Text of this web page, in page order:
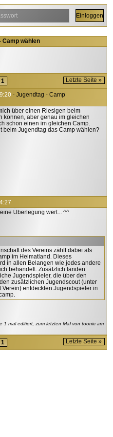
Camp wählen
1 Letzte Seite »
- Jugendtag - Camp
über einen Riesigen beim
können, aber genau im gleichen
schon einen im gleichen Camp.
beim Jugendtag das Camp wählen?
Überlegung wert... ^^
des Vereins zählt dabei als
im Heimatland. Dieses
in allen Belangen wie jedes andere
behandelt. Zusätzlich landen
Jugendspieler, die über den
zusätzlichen Jugendscout (unter
Verein) entdeckten Jugendspieler in
1 mal editiert, zum letzten Mal von toonic am
1 Letzte Seite »